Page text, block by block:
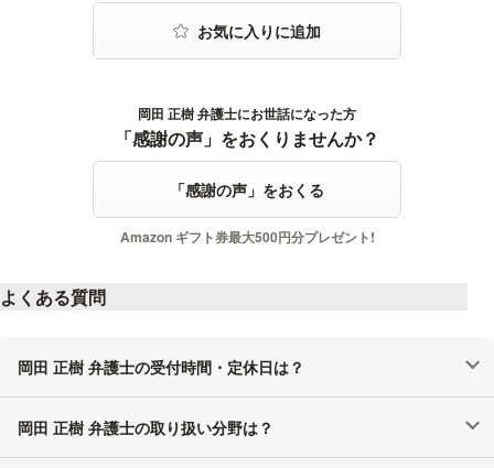
だが、医療記録を検討していけば合併症の治療において何らかのミ
スが発見できる可能性はあります。例えば多くあるのは症状悪化の
原因の発見の遅れ、投薬あるいは主義のミスなどです。
６ 必ずしも甘い期待を持つことは禁物ですが、まずは手術記録、
画像を含めた医療記録一切を個人情報開示請求に基づいて取り寄せ
てください。
その上で、医療問題に詳しい弁護士に相談をされることをお勧めし
感謝の声をおくる岡田 正樹 弁護士にお世話になった方
「感謝の声」をおくりませんか？
「感謝の声」をおくる
Amazon ギフト券最大500円分プレゼント!
よくある質問
岡田 正樹 弁護士の受付時間・定休日は？
岡田 正樹 弁護士の取り扱い分野は？